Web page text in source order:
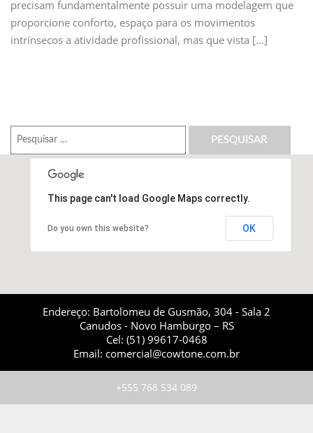
precisam fundamentalmente possuir uma modelagem que
proporcione conforto, espaço para os movimentos
intrínsecos a atividade profissional, mas que vista […]
Pesquisar
por:
This page can't load Google Maps correctly.
Do you own this website? OK
Endereço: Bartolomeu de Gusmão, 304 - Sala 2
Canudos - Novo Hamburgo – RS
Cel: (51) 99617-0468
Email: comercial@cowtone.com.br
+555 768 534 089